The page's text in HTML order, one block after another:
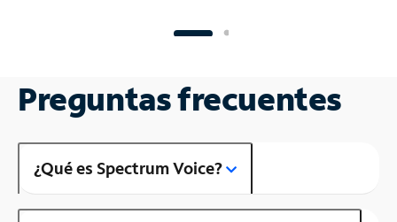
Preguntas frecuentes
¿Qué es Spectrum Voice?